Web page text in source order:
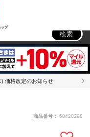
ップ
検索
価格改定のお知らせ
商品番号： 68420298